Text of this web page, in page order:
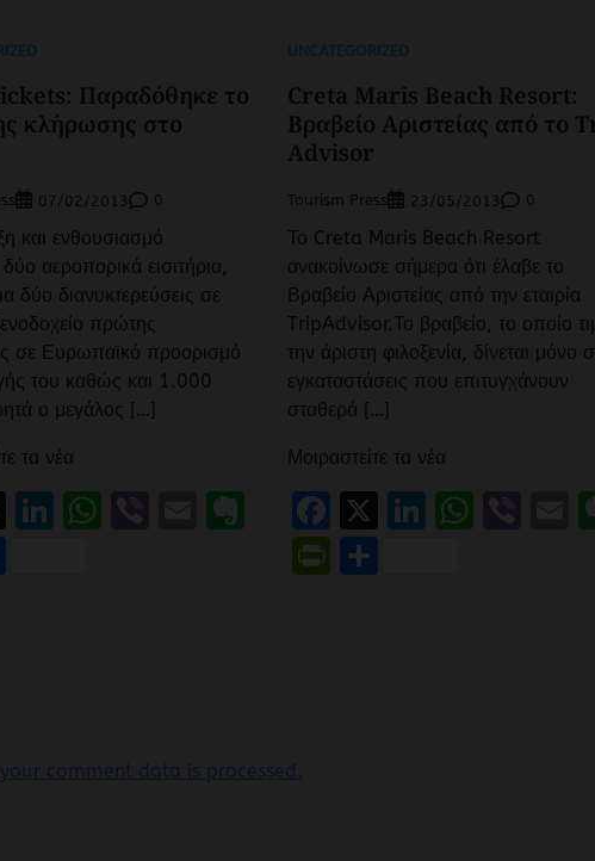
Παραδόθηκε το
κλήρωσης στο
07/02/2013 0
και ενθουσιασμό
αεροπορικά εισιτήρια,
δύο διανυκτερεύσεις σε
πρώτης
σε Ευρωπαϊκό προορισμό
του καθώς και 1.000
ο μεγάλος […]
τα νέα
X LinkedIn
WhatsApp
ViberEmailEvernote
UNCATEGORIZED
Creta Maris Beach Resort:
Βραβείο Αριστείας από το
Advisor
Tourism Press 23/05/2013 0
Το Creta Maris Beach Resort
ανακοίνωσε σήμερα ότι έλαβε το
Βραβείο Αριστείας από την εταιρία
TripAdvisor.Το βραβείο, το οποίο
την άριστη φιλοξενία, δίνεται μόνο
εγκαταστάσεις που επιτυγχάνουν
σταθερά […]
Μοιραστείτε τα νέα
Facebook
X LinkedIn
PrintFriendly